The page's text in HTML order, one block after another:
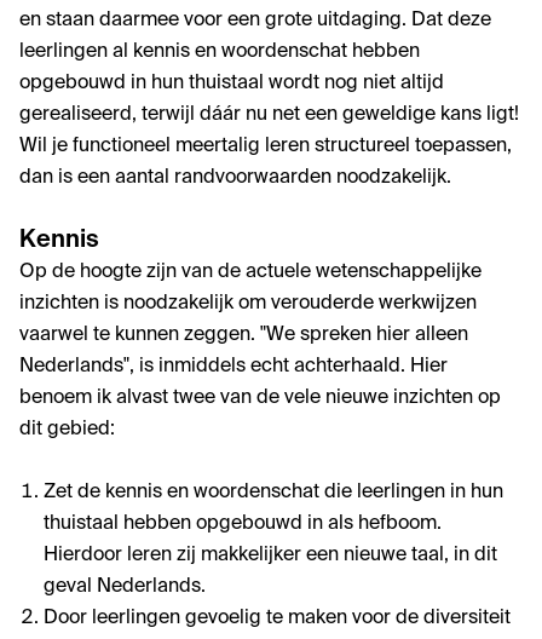
en staan daarmee voor een grote uitdaging. Dat deze
leerlingen al kennis en woordenschat hebben
opgebouwd in hun thuistaal wordt nog niet altijd
gerealiseerd, terwijl dáár nu net een geweldige kans ligt!
Wil je functioneel meertalig leren structureel toepassen,
dan is een aantal randvoorwaarden noodzakelijk.
Kennis
Op de hoogte zijn van de actuele wetenschappelijke
inzichten is noodzakelijk om verouderde werkwijzen
vaarwel te kunnen zeggen. "We spreken hier alleen
Nederlands", is inmiddels echt achterhaald. Hier
benoem ik alvast twee van de vele nieuwe inzichten op
dit gebied:
Zet de kennis en woordenschat die leerlingen in hun
thuistaal hebben opgebouwd in als hefboom.
Hierdoor leren zij makkelijker een nieuwe taal, in dit
geval Nederlands.
Door leerlingen gevoelig te maken voor de diversiteit